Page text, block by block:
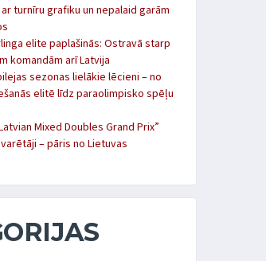
turnīru grafiku un nepalaid garām
elite paplašinās: Ostravā starp
komandām arī Latvija
sezonas lielākie lēcieni – no
elitē līdz paraolimpisko spēļu
Mixed Doubles Grand Prix”
– pāris no Lietuvas